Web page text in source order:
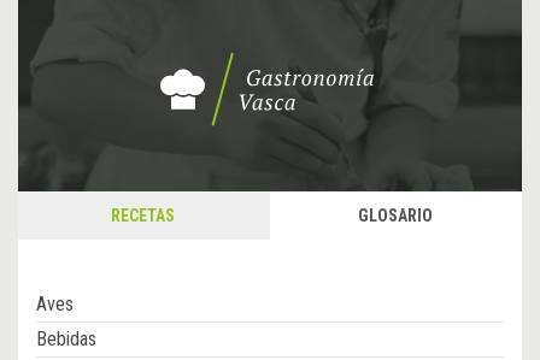
RECETAS GLOSARIO
Aves
Bebidas